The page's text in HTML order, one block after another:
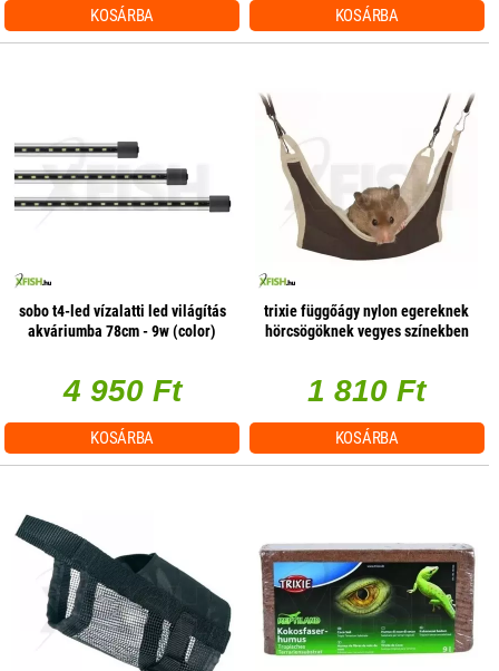
KOSÁRBA KOSÁRBA
sobo t4-led vízalatti led világítás
akváriumba 78cm - 9w (color)
4 950 Ft
KOSÁRBA
trixie függőágy nylon egereknek
hörcsögöknek vegyes színekben
1 810 Ft
KOSÁRBA